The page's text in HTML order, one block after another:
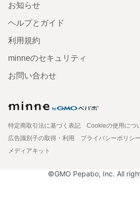
お知らせ
ヘルプとガイド
利用規約
minneのセキュリティ
お問い合わせ
特定商取引法に基づく表記
Cookieの使用につ
広告識別子の取得・利用
プライバシーポリシー
メディアキット
©GMO Pepabo, Inc. All